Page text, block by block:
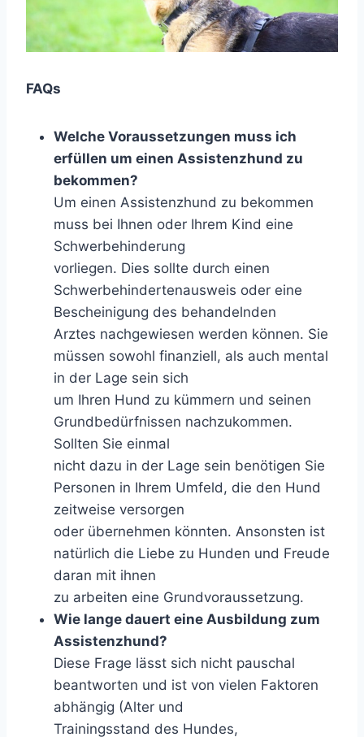
FAQs
Welche Voraussetzungen muss ich
erfüllen um einen Assistenzhund zu
bekommen?
Um einen Assistenzhund zu bekommen
muss bei Ihnen oder Ihrem Kind eine
Schwerbehinderung
vorliegen. Dies sollte durch einen
Schwerbehindertenausweis oder eine
Bescheinigung des behandelnden
Arztes nachgewiesen werden können. Sie
müssen sowohl finanziell, als auch mental
in der Lage sein sich
um Ihren Hund zu kümmern und seinen
Grundbedürfnissen nachzukommen.
Sollten Sie einmal
nicht dazu in der Lage sein benötigen Sie
Personen in Ihrem Umfeld, die den Hund
zeitweise versorgen
oder übernehmen könnten. Ansonsten ist
natürlich die Liebe zu Hunden und Freude
daran mit ihnen
zu arbeiten eine Grundvoraussetzung.
Wie lange dauert eine Ausbildung zum
Assistenzhund?
Diese Frage lässt sich nicht pauschal
beantworten und ist von vielen Faktoren
abhängig (Alter und
Trainingsstand des Hundes,